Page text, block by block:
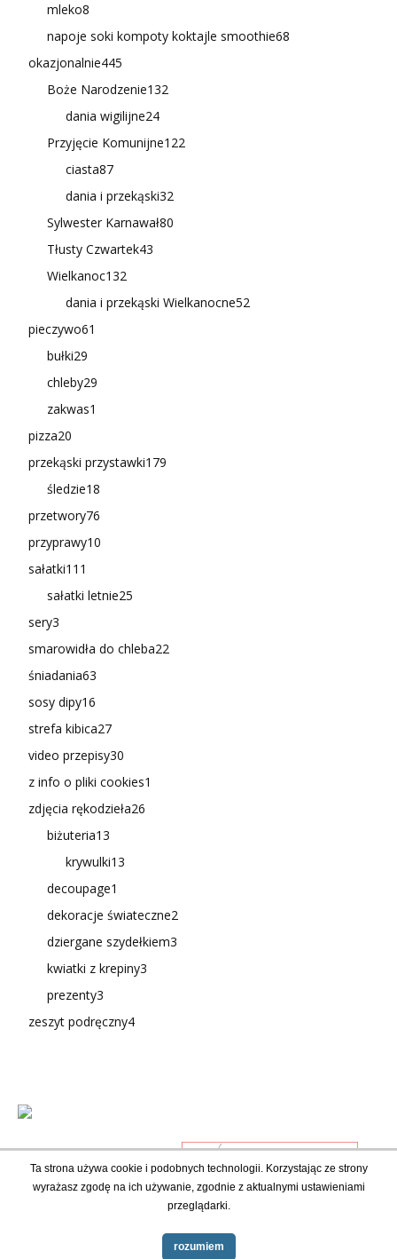
mleko8
napoje soki kompoty koktajle smoothie68
okazjonalnie445
Boże Narodzenie132
dania wigilijne24
Przyjęcie Komunijne122
ciasta87
dania i przekąski32
Sylwester Karnawał80
Tłusty Czwartek43
Wielkanoc132
dania i przekąski Wielkanocne52
pieczywo61
bułki29
chleby29
zakwas1
pizza20
przekąski przystawki179
śledzie18
przetwory76
przyprawy10
sałatki111
sałatki letnie25
sery3
smarowidła do chleba22
śniadania63
sosy dipy16
strefa kibica27
video przepisy30
z info o pliki cookies1
zdjęcia rękodzieła26
biżuteria13
krywulki13
decoupage1
dekoracje świateczne2
dziergane szydełkiem3
kwiatki z krepiny3
prezenty3
zeszyt podręczny4
Ta strona używa cookie i podobnych technologii. Korzystając ze strony
wyrażasz zgodę na ich używanie, zgodnie z aktualnymi ustawieniami
przeglądarki.
rozumiem